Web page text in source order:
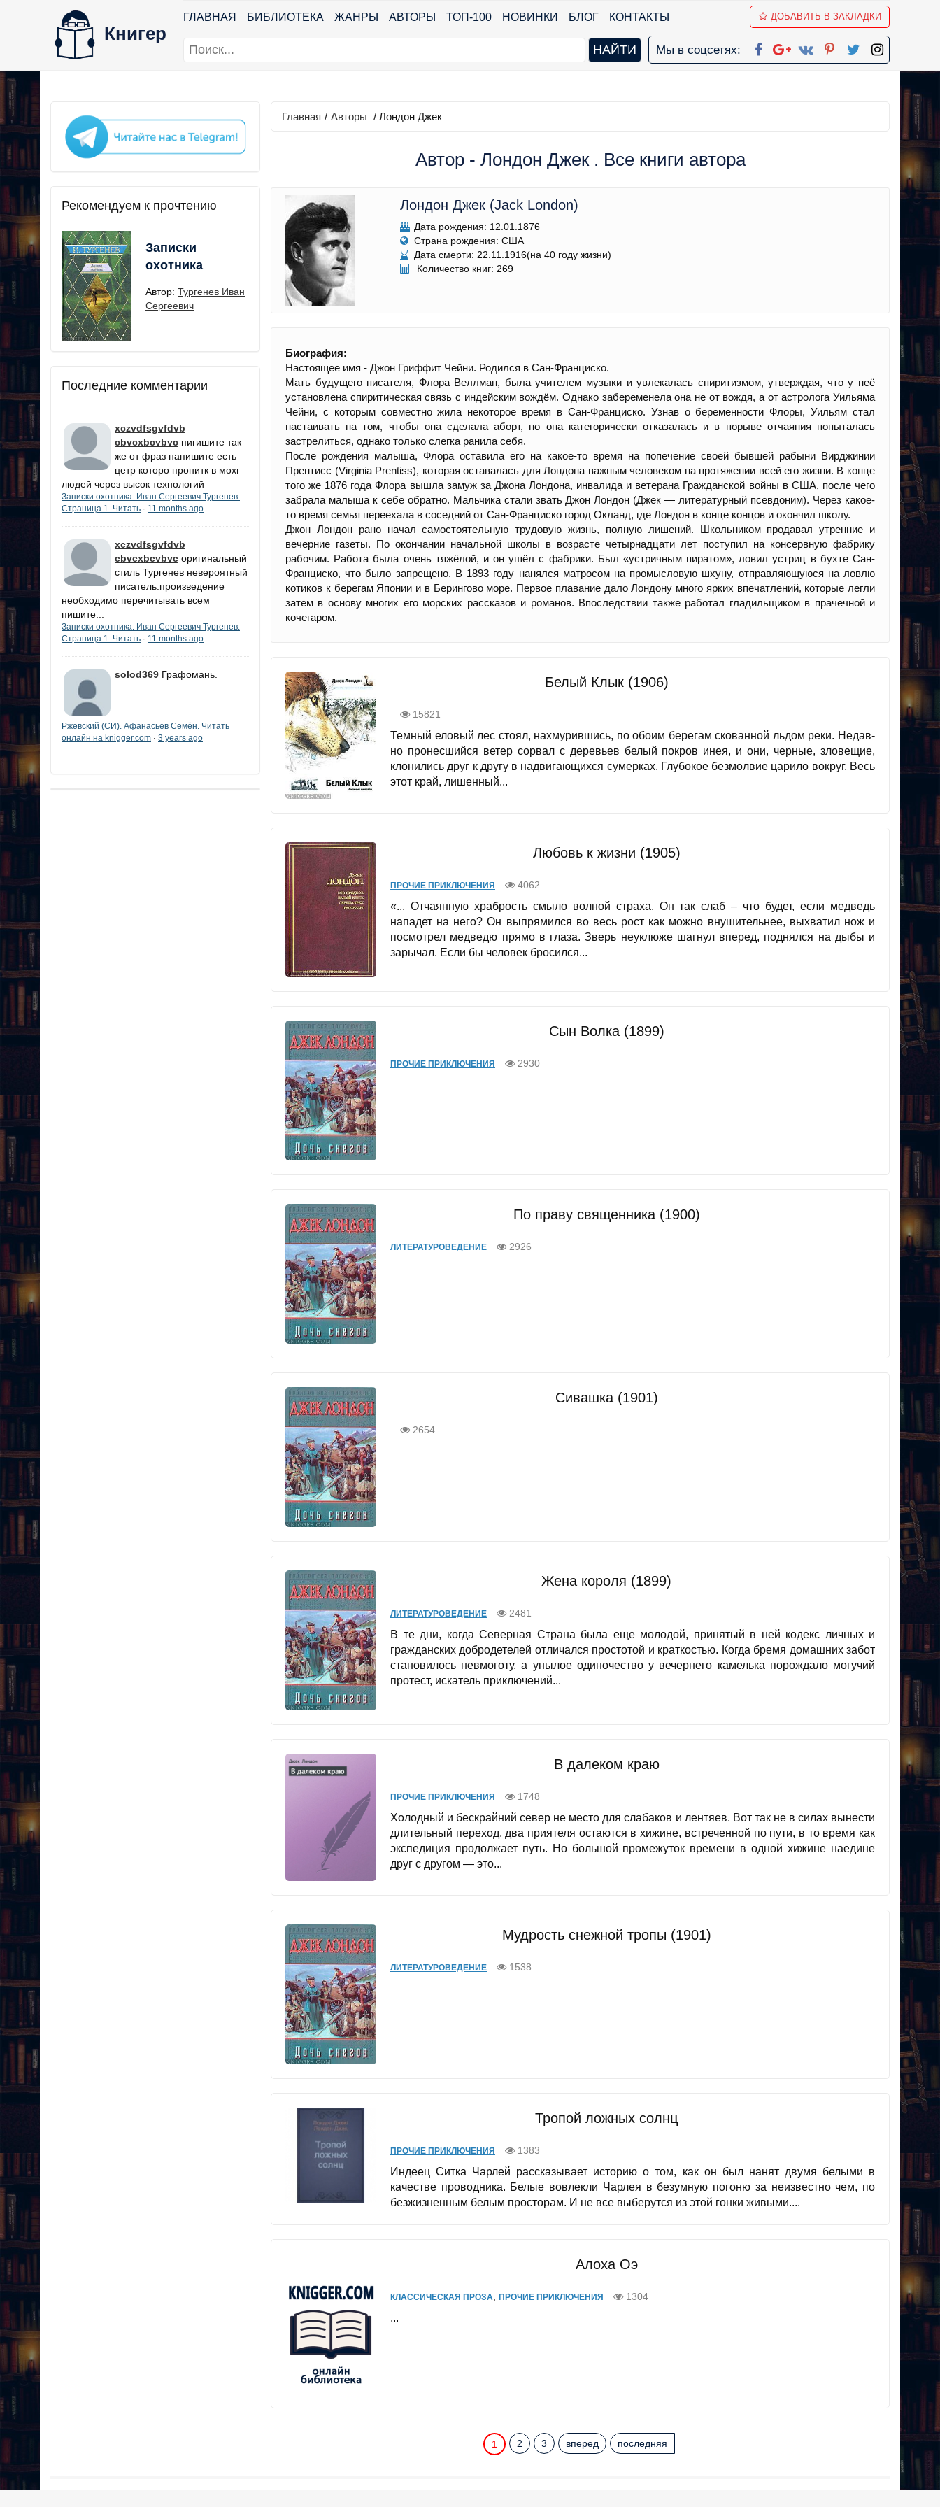
Книгер
ГЛАВНАЯ БИБЛИОТЕКА ЖАНРЫ АВТОРЫ ТОП-100 НОВИНКИ БЛОГ КОНТАКТЫ ДОБАВИТЬ В ЗАКЛАДКИ
Мы в соцсетях:
Рекомендуем к прочтению
Записки
охотника
Автор: Тургенев Иван
Сергеевич
Последние комментарии
xczvdfsgvfdvb
cbvcxbcvbvc пигишите так
же от фраз напишите есть
цетр которо пронитк в мохг
людей через высок технологий
Записки охотника. Иван Сергеевич Тургенев.
Страница 1. Читать · 11 months ago
xczvdfsgvfdvb
cbvcxbcvbvc оригинальный
стиль Тургенев невероятный
писатель.произведение
необходимо перечитывать всем
пишите...
Записки охотника. Иван Сергеевич Тургенев.
Страница 1. Читать · 11 months ago
solod369 Графомань.
Ржевский (СИ). Афанасьев Семён. Читать
онлайн на knigger.com · 3 years ago
Главная / Авторы / Лондон Джек
Автор - Лондон Джек . Все книги автора
Лондон Джек (Jack London)
Дата рождения: 12.01.1876
Страна рождения: США
Дата смерти: 22.11.1916(на 40 году жизни)
Количество книг: 269
Биография:
Настоящее имя - Джон Гриффит Чейни. Родился в Сан-Франциско.
Мать будущего писателя, Флора Веллман, была учителем музыки и увлекалась спиритизмом, утверждая, что у неё
установлена спиритическая связь с индейским вождём. Однако забеременела она не от вождя, а от астролога Уильяма
Чейни, с которым совместно жила некоторое время в Сан-Франциско. Узнав о беременности Флоры, Уильям стал
настаивать на том, чтобы она сделала аборт, но она категорически отказалась и в порыве отчаяния попыталась
застрелиться, однако только слегка ранила себя.
После рождения малыша, Флора оставила его на какое-то время на попечение своей бывшей рабыни Вирджинии
Прентисс (Virginia Prentiss), которая оставалась для Лондона важным человеком на протяжении всей его жизни. В конце
того же 1876 года Флора вышла замуж за Джона Лондона, инвалида и ветерана Гражданской войны в США, после чего
забрала малыша к себе обратно. Мальчика стали звать Джон Лондон (Джек — литературный псевдоним). Через какое-
то время семья переехала в соседний от Сан-Франциско город Окланд, где Лондон в конце концов и окончил школу.
Джон Лондон рано начал самостоятельную трудовую жизнь, полную лишений. Школьником продавал утренние и
вечерние газеты. По окончании начальной школы в возрасте четырнадцати лет поступил на консервную фабрику
рабочим. Работа была очень тяжёлой, и он ушёл с фабрики. Был «устричным пиратом», ловил устриц в бухте Сан-
Франциско, что было запрещено. В 1893 году нанялся матросом на промысловую шхуну, отправляющуюся на ловлю
котиков к берегам Японии и в Берингово море. Первое плавание дало Лондону много ярких впечатлений, которые легли
затем в основу многих его морских рассказов и романов. Впоследствии также работал гладильщиком в прачечной и
кочегаром.
Белый Клык (1906)
15821
Темный еловый лес стоял, нахмурившись, по обоим берегам скованной льдом реки. Недав­
но пронесшийся ветер сорвал с деревьев белый покров инея, и они, черные, зловещие,
клонились друг к другу в надвигающихся сумерках. Глубокое безмолвие царило вокруг. Весь
этот край, лишенный...
Любовь к жизни (1905)
ПРОЧИЕ ПРИКЛЮЧЕНИЯ 4062
«... Отчаянную храбрость смыло волной страха. Он так слаб – что будет, если медведь
нападет на него? Он выпрямился во весь рост как можно внушительнее, выхватил нож и
посмотрел медведю прямо в глаза. Зверь неуклюже шагнул вперед, поднялся на дыбы и
зарычал. Если бы человек бросился...
Сын Волка (1899)
ПРОЧИЕ ПРИКЛЮЧЕНИЯ 2930
По праву священника (1900)
ЛИТЕРАТУРОВЕДЕНИЕ 2926
Сивашка (1901)
2654
Жена короля (1899)
ЛИТЕРАТУРОВЕДЕНИЕ 2481
В те дни, когда Северная Страна была еще молодой, принятый в ней кодекс личных и
гражданских добродетелей отличался простотой и краткостью. Когда бремя домашних забот
становилось невмоготу, а унылое одиночество у вечернего камелька порождало могучий
протест, искатель приключений...
В далеком краю
ПРОЧИЕ ПРИКЛЮЧЕНИЯ 1748
Холодный и бескрайний север не место для слабаков и лентяев. Вот так не в силах вынести
длительный переход, два приятеля остаются в хижине, встреченной по пути, в то время как
экспедиция продолжает путь. Но большой промежуток времени в одной хижине наедине
друг с другом — это...
Мудрость снежной тропы (1901)
ЛИТЕРАТУРОВЕДЕНИЕ 1538
Тропой ложных солнц
ПРОЧИЕ ПРИКЛЮЧЕНИЯ 1383
Индеец Ситка Чарлей рассказывает историю о том, как он был нанят двумя белыми в
качестве проводника. Белые вовлекли Чарлея в безумную погоню за неизвестно чем, по
безжизненным белым просторам. И не все выберутся из этой гонки живыми....
Алоха Оэ
КЛАССИЧЕСКАЯ ПРОЗА ПРОЧИЕ ПРИКЛЮЧЕНИЯ 1304
...
1 2 3 вперед последняя